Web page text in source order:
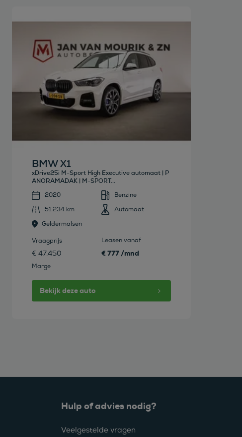
Bekijk deze auto
BMW X1
xDrive25i M-Sport High Executive automaat | P
ANORAMADAK | M-SPORT...
2020
Benzine
51.234 km
Automaat
Geldermalsen
Vraagprijs
€ 47.450
Marge
Leasen vanaf
€ 777 /mnd
Bekijk deze auto
Hulp of advies nodig?
Veelgestelde vragen